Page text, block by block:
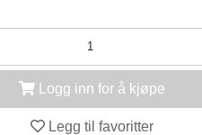
Logg inn for å kjøpe
Legg til favoritter